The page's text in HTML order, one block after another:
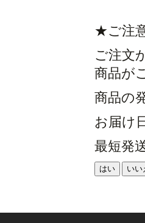
★ご注
ご注文
商品が
商品の
お届け
最短発
はい いい